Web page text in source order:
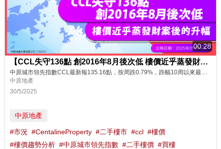
00:28
【CCL失守136點 創2016年8月後次低 樓價近乎蒸發財案後的升幅】
中原城市領先指數CCL最新報135.16點，按周跌0.79%，跌幅10周以來最大，是5月8日美國及本港主要銀行維持利率不變，H按息2年半以來再次跌穿封頂息率，5月7日中美啟動會談，以及內地公布多項金融救市政策當周市況。CCL連跌2周共1.13%，失守136點，創2016年8月後次低，僅略高於今年財案前的134.89點低位。財案後10周CCL六升四跌，樓價升幅明顯收窄至只有0.20%。雖然近期H按息...
中原地產
30/5/2025
中原地產
#市況 #CentalineProperty #二手樓市 #ccl #樓價
#樓價趨勢分析 #中原城市領先指數 #二手樓價 #買樓